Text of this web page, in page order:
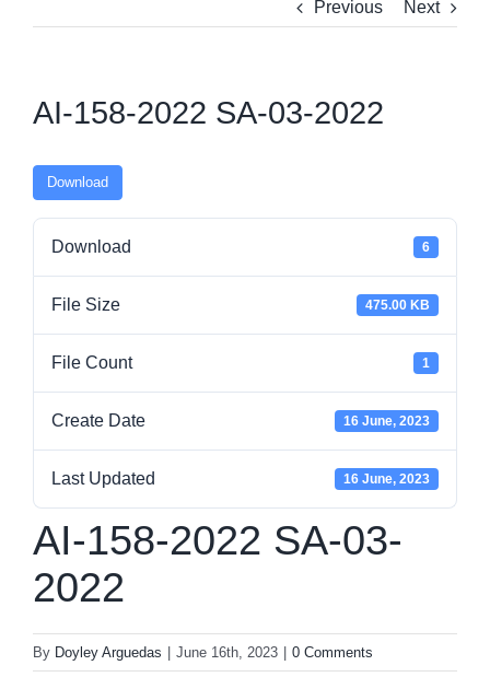
Previous Next
AI-158-2022 SA-03-2022
Download
Download 6
File Size 475.00 KB
File Count 1
Create Date 16 June, 2023
Last Updated 16 June, 2023
AI-158-2022 SA-03-
2022
By Doyley Arguedas June 16th, 2023 0 Comments